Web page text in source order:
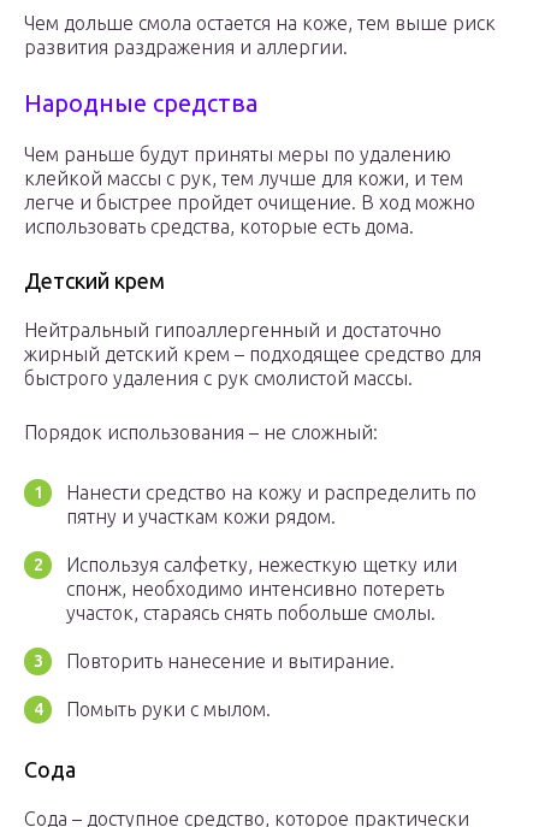
Чем дольше смола остается на коже, тем выше риск
развития раздражения и аллергии.
Народные средства
Чем раньше будут приняты меры по удалению
клейкой массы с рук, тем лучше для кожи, и тем
легче и быстрее пройдет очищение. В ход можно
использовать средства, которые есть дома.
Детский крем
Нейтральный гипоаллергенный и достаточно
жирный детский крем – подходящее средство для
быстрого удаления с рук смолистой массы.
Порядок использования – не сложный:
Нанести средство на кожу и распределить по
пятну и участкам кожи рядом.
Используя салфетку, нежесткую щетку или
спонж, необходимо интенсивно потереть
участок, стараясь снять побольше смолы.
Повторить нанесение и вытирание.
Помыть руки с мылом.
Сода
Сода – доступное средство, которое практически